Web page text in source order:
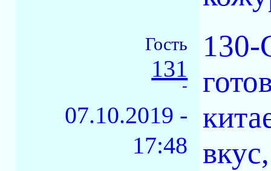
Гость
131
-
07.10.2019 -
17:48
130-